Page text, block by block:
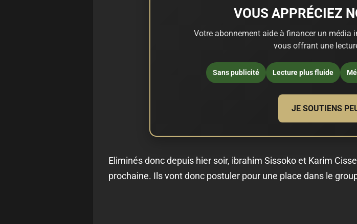
VOUS APPRÉCIEZ
Votre abonnement aide à financer un média
vous offrant une
Sans publicité Lecture plus fluide
JE SOUTIENS
Eliminés donc depuis hier soir, ibrahim Sissoko et Karim
prochaine. Ils vont donc postuler pour une place dans le